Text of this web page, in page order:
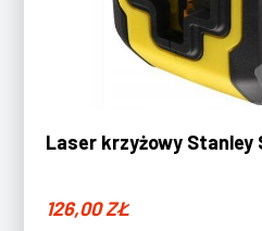
Laser krzyżowy Stanley
126,00ZŁ